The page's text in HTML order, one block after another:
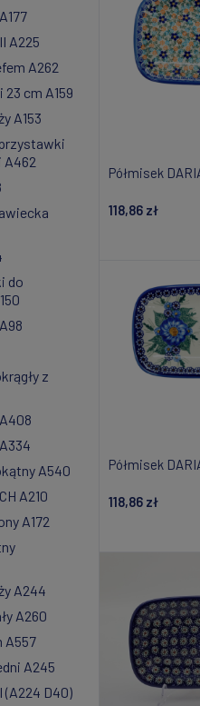
A225
A262
cm A159
A153
A462
do
z
A540
A210
A172
A244
A260
A557
A245
(A224 D40)
Półmisek
118,86 zł
Półmisek
118,86 zł